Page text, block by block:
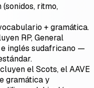
ritmo,
+ gramática.
RP, General
inglés sudafricano —
el Scots, el AAVE
gramática y